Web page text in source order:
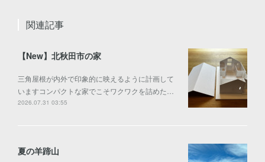
関連記事
【New】北秋田市の家
三角屋根が内外で印象的に映えるように計画して
いますコンパクトな家でこそワクワクを詰めた…
2026.07.31 03:55
夏の羊蹄山